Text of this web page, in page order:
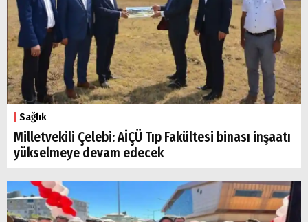
Sağlık
Milletvekili Çelebi: AİÇÜ Tıp Fakültesi binası inşaatı
yükselmeye devam edecek